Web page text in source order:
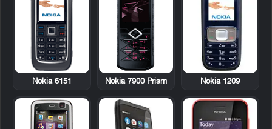
Nokia 1209
Nokia 7900 Prism
Nokia 6151